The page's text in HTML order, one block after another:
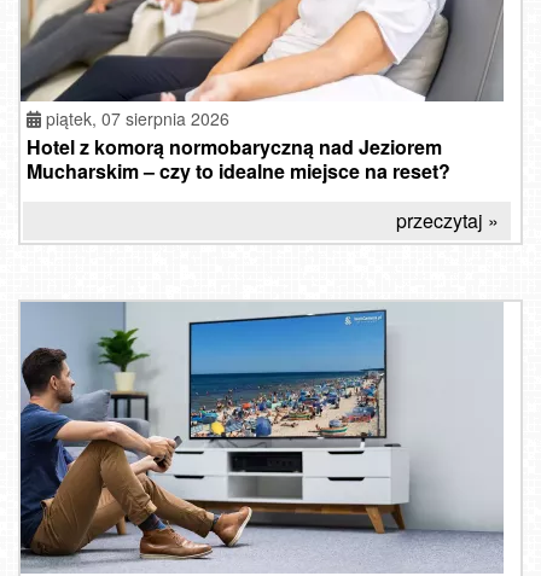
piątek, 07 sierpnia 2026
Hotel z komorą normobaryczną nad Jeziorem
Mucharskim – czy to idealne miejsce na reset?
przeczytaj »